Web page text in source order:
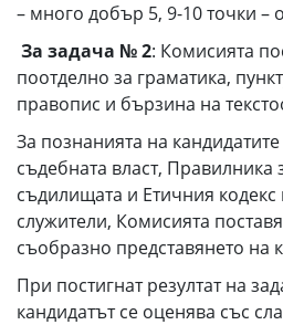
– много добър 5, 9-10 точки –
За задача № 2: Комисията
поотделно за граматика,
правопис и бързина на
За познанията на
съдебната власт, Правилника
съдилищата и Етичния
служители, Комисията
съобразно представянето на
При постигнат резултат на
кандидатът се оценява със